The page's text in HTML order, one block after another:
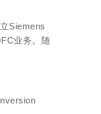
Siemens
业务。随